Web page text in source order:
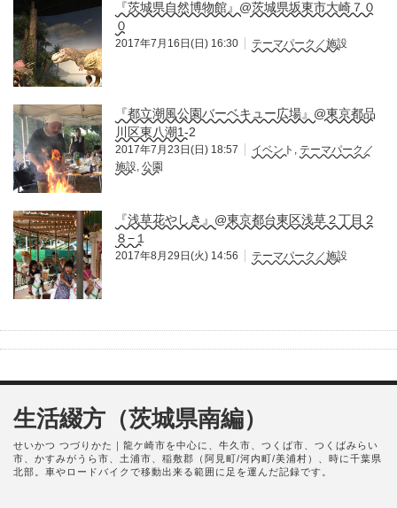
『茨城県自然博物館』@茨城県坂東市大崎７０
０
2017年7月16日(日) 16:30 テーマパーク／施設
『都立潮風公園バーベキュー広場』@東京都品
川区東八潮1-2
2017年7月23日(日) 18:57 イベント , テーマパーク／
施設, 公園
『浅草花やしき』@東京都台東区浅草２丁目２
８−１
2017年8月29日(火) 14:56 テーマパーク／施設
生活綴方（茨城県南編）
せいかつ つづりかた｜龍ケ崎市を中心に、牛久市、つくば市、つくばみらい
市、かすみがうら市、土浦市、稲敷郡（阿見町/河内町/美浦村）、時に千葉県
北部。車やロードバイクで移動出来る範囲に足を運んだ記録です。